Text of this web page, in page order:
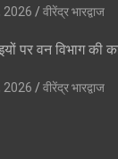
2026 वीरेंद्र भारद्वाज
पर वन विभाग की
2026 वीरेंद्र भारद्वाज